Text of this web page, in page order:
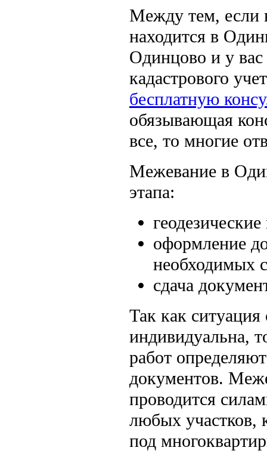
Между тем, если
находится в
Одинцово и у вас
кадастрового
бесплатную
обязывающая
все, то многие
Межевание в
этапа:
оформление
необходимых
сдача
Так как
индивидуальна,
работ
документов.
проводится
любых участков,
под